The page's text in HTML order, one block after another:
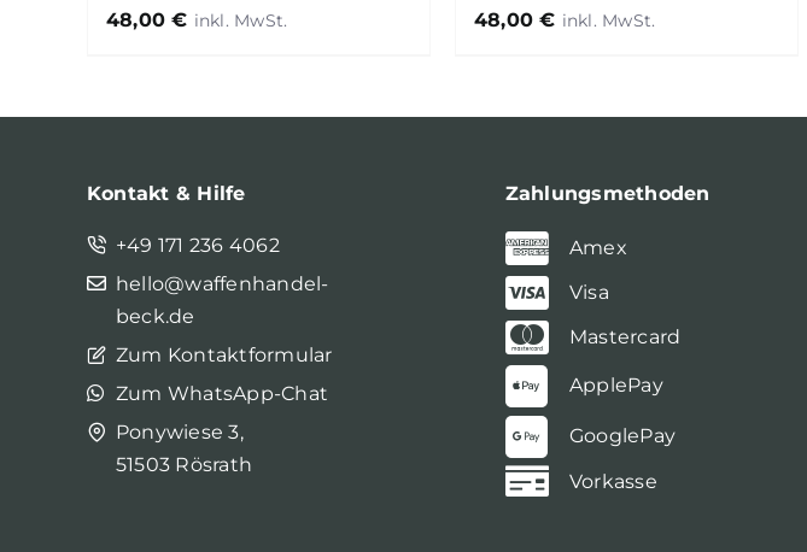
48,00€
48,00€
Kontakt & Hilfe
+49 171 236 4062
hello@waffenhandel-
beck.de
Zum Kontaktformular
Zum WhatsApp-Chat
Ponywiese 3,
51503 Rösrath
Zahlungsmethoden
Amex
Visa
Mastercard
ApplePay
GooglePay
Vorkasse